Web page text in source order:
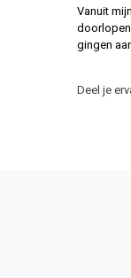
Vanuit
gingen
Deel je